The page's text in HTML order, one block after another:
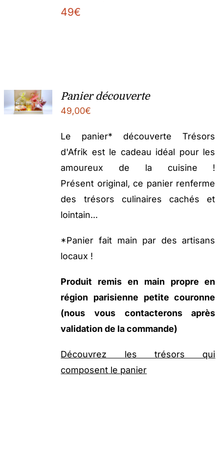
49€
Panier découverte
49,00€
Le panier* découverte Trésors
d'Afrik est le cadeau idéal pour les
amoureux de la cuisine !
Présent original, ce panier renferme
des trésors culinaires cachés et
lointain...
*Panier fait main par des artisans
locaux !
Produit remis en main propre en
région parisienne petite couronne
(nous vous contacterons après
validation de la commande)
Découvrez les trésors qui
composent le panier